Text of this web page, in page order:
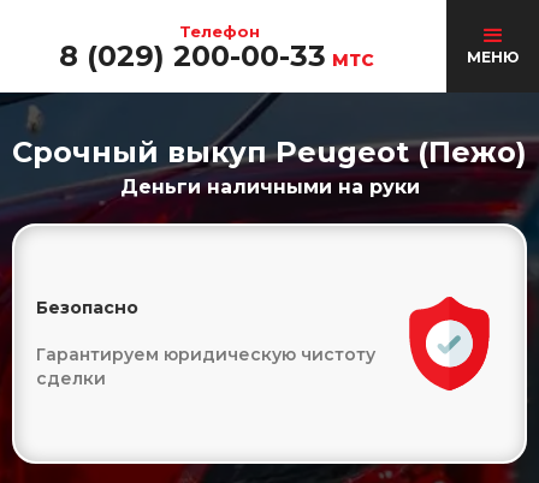
Телефон
8 (029) 200-00-33 МТС МЕНЮ
Срочный выкуп Peugeot (Пежо)
Деньги наличными на руки
Безопасно
Гарантируем юридическую чистоту
сделки